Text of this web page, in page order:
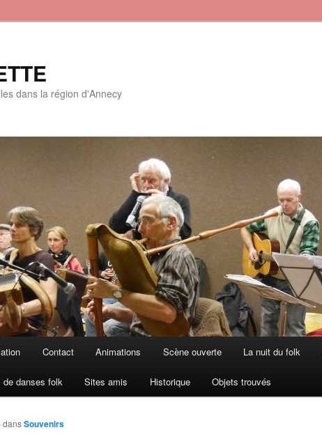
dans la région d'Annecy
Contact Animations Scène ouverte La nuit du folk
de danses folk Sites amis Historique Objets trouvés
dansSouvenirs